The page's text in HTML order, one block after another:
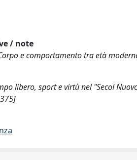
/ note
e comportamento tra età
libero, sport e virtù nel "Secol